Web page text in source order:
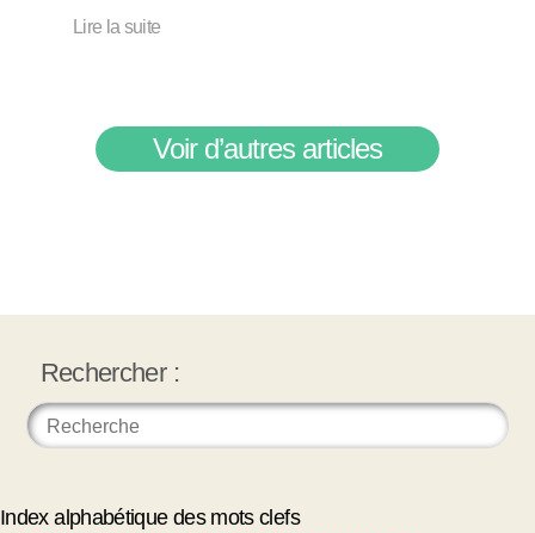
Lire la suite
Voir d’autres articles
Rechercher :
Index alphabétique des mots clefs